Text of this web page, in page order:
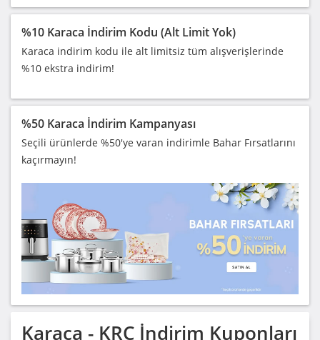
%10 Karaca İndirim Kodu (Alt Limit Yok)
Karaca indirim kodu ile alt limitsiz tüm alışverişlerinde
%10 ekstra indirim!
%50 Karaca İndirim Kampanyası
Seçili ürünlerde %50'ye varan indirimle Bahar Fırsatlarını
kaçırmayın!
Karaca - KRC İndirim Kuponları